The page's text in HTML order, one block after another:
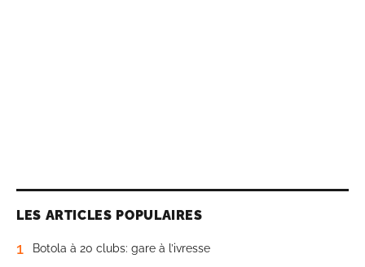
LES ARTICLES POPULAIRES
1 Botola à 20 clubs: gare à l’ivresse